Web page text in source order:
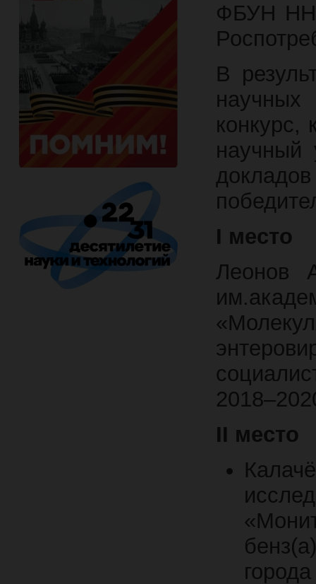
ФБУН
В
конкурс,
научный
I место
Леонов
II место